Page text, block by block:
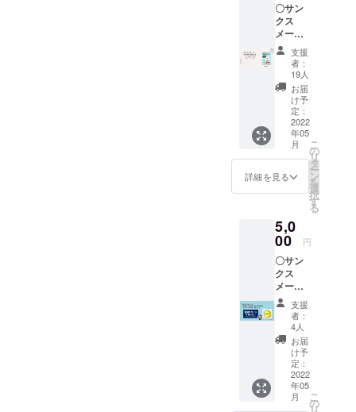
ゼロマラリ
ア達成時、
保健所職員
の方達が咽
び泣き、歓
喜したよう
に、我々も
八重山の方
達と美酒を
交わした
い、、、の
〇サン
クス
メール
〇絵本
「八重
山のマ
ラリ
ア」
（仮
題）
PDF
データ
PDF
データ
の転
用、な
掲載の
写真・
図版・
文章の
転載
は、固
くお断
りいた
しま
す。
支援
者：
19人
お届
け予
定：
2022
年05
月
詳細を見る
こ
の
リ
タ
ー
ン
を
選
択
す
る
5,0
00 円
〇サン
クス
メール
〇Team
Yaeya
Zero
Malaria
オリジ
ナルロ
ゴ缶
バッジ
支援
者：
4人
お届
け予
定：
2022
年05
月
こ
の